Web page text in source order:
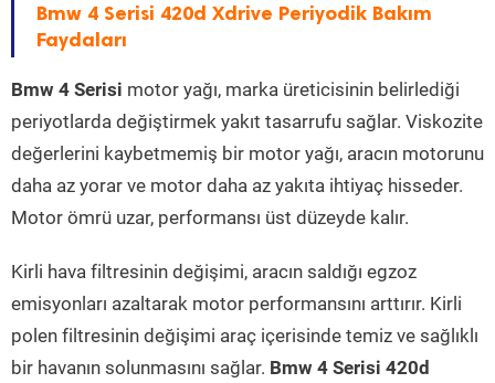
Bmw 4 Serisi 420d Xdrive Periyodik Bakım
Faydaları
Bmw 4 Serisi motor yağı, marka üreticisinin belirlediği
periyotlarda değiştirmek yakıt tasarrufu sağlar. Viskozite
değerlerini kaybetmemiş bir motor yağı, aracın motorunu
daha az yorar ve motor daha az yakıta ihtiyaç hisseder.
Motor ömrü uzar, performansı üst düzeyde kalır.
Kirli hava filtresinin değişimi, aracın saldığı egzoz
emisyonları azaltarak motor performansını arttırır. Kirli
polen filtresinin değişimi araç içerisinde temiz ve sağlıklı
bir havanın solunmasını sağlar. Bmw 4 Serisi 420d